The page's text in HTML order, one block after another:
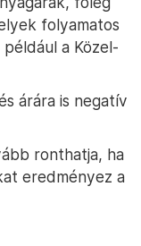
folyamatos
a Közel-
árára is negatív
ronthatja, ha
eredményez a